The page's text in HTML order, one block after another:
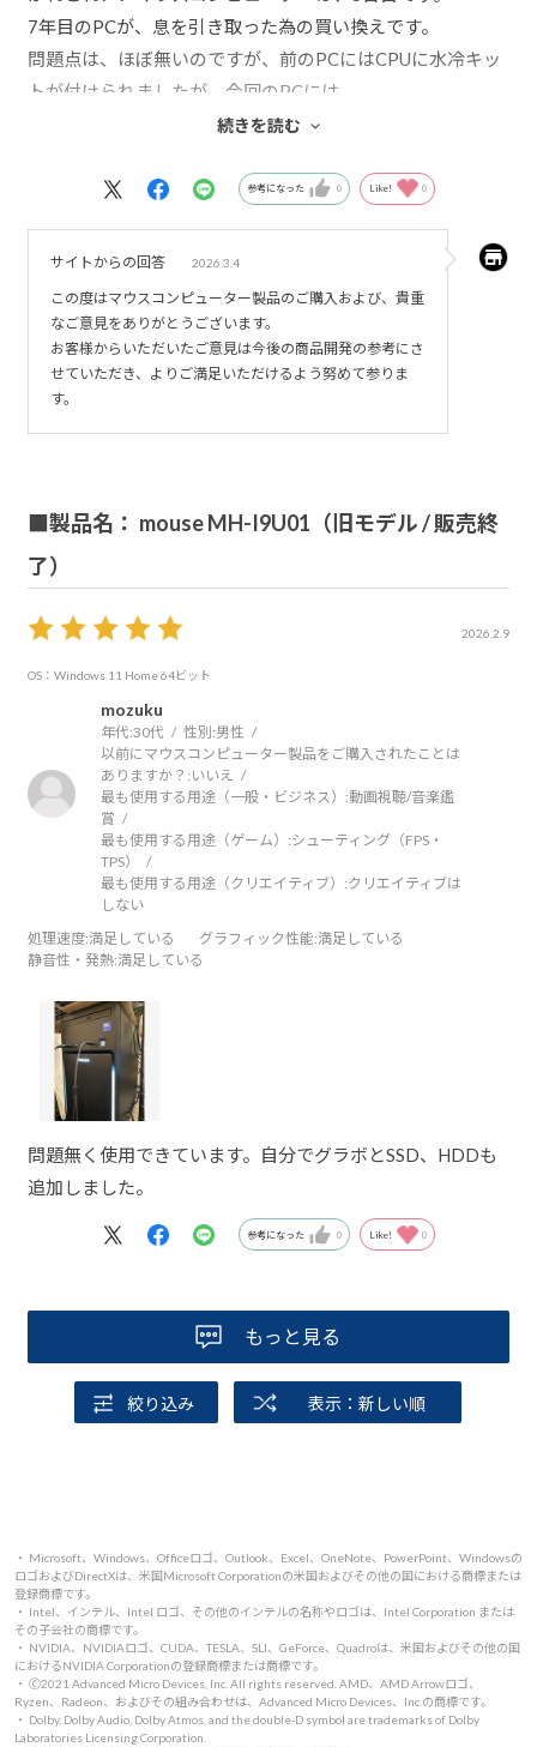
7年目のPCが、息を引き取った為の買い換えです。
問題点は、ほぼ無いのですが、前のPCにはCPUに水冷キッ
トが付けられましたが、今回のPCには
そのオプションが有りませんでした。
色々とパーツを追加して行くと、40万円を超えました。
前回のPCは、30万円超えでしてが、メモリー等の価格高騰
のニュースを見ましたが、まさに直撃された感じです。
全体的には、不満なく快適に動いています。
続きを読む
参考になった 0 Like! 0
サイトからの回答 2026.3.4
この度はマウスコンピューター製品のご購入および、貴重
なご意見をありがとうございます。
お客様からいただいたご意見は今後の商品開発の参考にさ
せていただき、よりご満足いただけるよう努めて参りま
す。
■製品名： mouse MH-I9U01（旧モデル / 販売終
了）
2026.2.9
OS：Windows 11 Home 64ビット
mozuku
年代:30代 性別:男性
以前にマウスコンピューター製品をご購入されたことは
ありますか？: いいえ
最も使用する用途（一般・ビジネス）:動画視聴/音楽鑑
賞
最も使用する用途（ゲーム）:シューティング（FPS・
TPS）
最も使用する用途（クリエイティブ）:クリエイティブは
しない
処理速度:満足している グラフィック性能:満足している
静音性・発熱:満足している
問題無く使用できています。自分でグラボとSSD、HDDも
追加しました。
参考になった 0 Like! 0
もっと見る
絞り込み 表示：新しい順
・ Microsoft、Windows、Officeロゴ、Outlook、Excel、OneNote、PowerPoint、Windowsの
ロゴおよびDirectXは、米国Microsoft Corporationの米国およびその他の国における商標または
登録商標です。
・ Intel、インテル、Intel ロゴ、その他のインテルの名称やロゴは、Intel Corporation または
その子会社の商標です。
・ NVIDIA、NVIDIAロゴ、CUDA、TESLA、SLI、GeForce、Quadroは、米国およびその他の国
におけるNVIDIA Corporationの登録商標または商標です。
・ 🄫2021 Advanced Micro Devices, Inc. All rights reserved. AMD、AMD Arrowロゴ、
Ryzen、Radeon、およびその組み合わせは、Advanced Micro Devices、Inc.の商標です。
・ Dolby, Dolby Audio, Dolby Atmos, and the double-D symbol are trademarks of Dolby
Laboratories Licensing Corporation.